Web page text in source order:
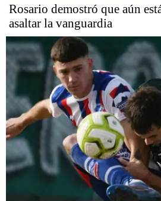
Rosario demostró que aún
asaltar la vanguardia